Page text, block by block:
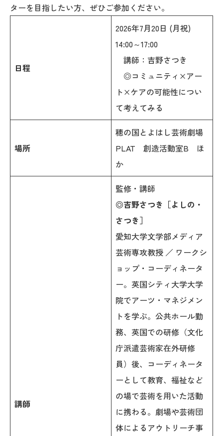
ターを目指したい方、ぜひご参加ください。
日程
2026年7月20日 (月祝)
14:00～17:00
講師：吉野さつき
◎コミュニティ×アー
ト×ケアの可能性につい
て考えてみる
場所
穂の国とよはし芸術劇場
PLAT 創造活動室B ほ
か
講師
監修・講師
◎吉野さつき［よしの・
さつき］
愛知大学文学部メディア
芸術専攻教授 ／ ワークシ
ョップ・コーディネータ
ー。英国シティ大学大学
院でアーツ・マネジメン
トを学ぶ。公共ホール勤
務、英国での研修（文化
庁派遣芸術家在外研修
員）後、コーディネータ
ーとして教育、福祉など
の場で芸術を用いた活動
に携わる。劇場や芸術団
体によるアウトリーチ事